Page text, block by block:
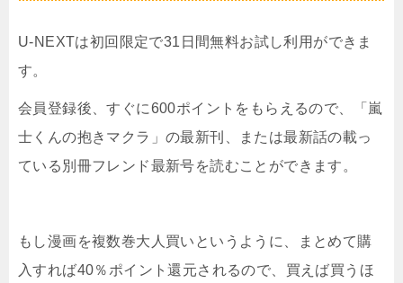
U-NEXTは初回限定で31日間無料お試し利用ができま
す。
会員登録後、すぐに600ポイントをもらえるので、「嵐
士くんの抱きマクラ」の最新刊、または最新話の載っ
ている別冊フレンド最新号を読むことができます。
もし漫画を複数巻大人買いというように、まとめて購
入すれば40％ポイント還元されるので、買えば買うほ